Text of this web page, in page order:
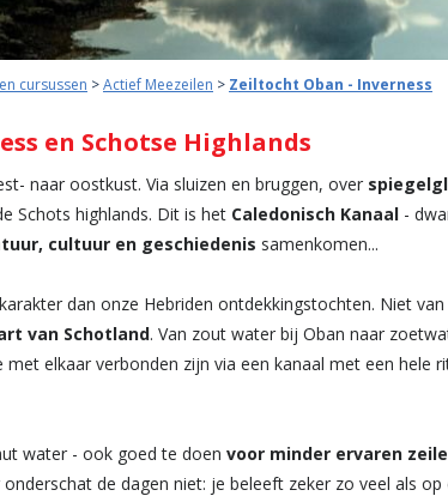
cursussen >Actief Meezeilen > Zeiltocht Oban - Inverness
en Schotse Highlands
naar oostkust. Via sluizen en bruggen, over
Schots highlands. Dit is het Caledonisch Kanaal -
cultuur en geschiedenis samenkomen...
dan onze Hebriden ontdekkingstochten. Niet
van Schotland. Van zout water bij Oban naar
met elkaar verbonden zijn via een kanaal met een hele
water - ook goed te doen voor minder ervaren
de dagen niet: je beleeft zeker zo veel als op